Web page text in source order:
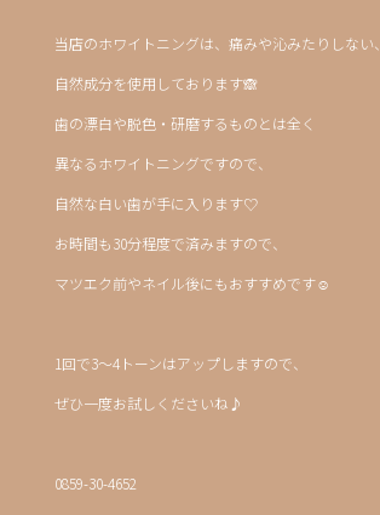
当店のホワイトニングは、痛みや沁みたりしない、
自然成分を使用しております🙈
歯の漂白や脱色・研磨するものとは全く
異なるホワイトニングですので、
自然な白い歯が手に入ります♡
お時間も30分程度で済みますので、
マツエク前やネイル後にもおすすめです☺
1回で3～4トーンはアップしますので、
ぜひ一度お試しくださいね♪
0859-30-4652